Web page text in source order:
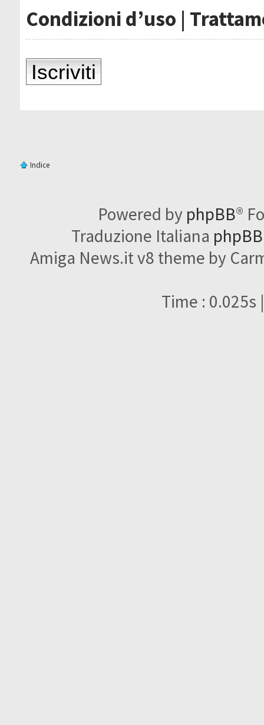
Condizioni d’uso |
Iscriviti
Indice
Powered by phpBB®
Traduzione Italiana
Amiga News.it v8 theme by
Time : 0.025s